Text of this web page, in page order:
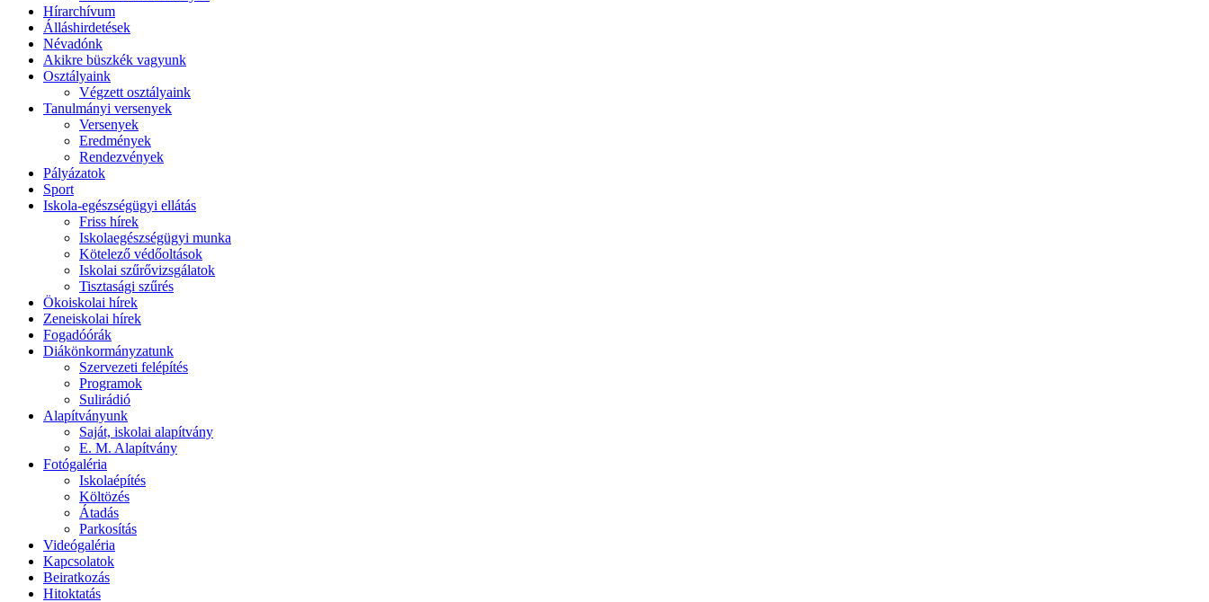
Hírarchívum
Álláshirdetések
Névadónk
Akikre büszkék vagyunk
Osztályaink
Végzett osztályaink
Tanulmányi versenyek
Versenyek
Eredmények
Rendezvények
Pályázatok
Sport
Iskola-egészségügyi ellátás
Friss hírek
Iskolaegészségügyi munka
Kötelező védőoltások
Iskolai szűrővizsgálatok
Tisztasági szűrés
Ökoiskolai hírek
Zeneiskolai hírek
Fogadóórák
Diákönkormányzatunk
Szervezeti felépítés
Programok
Sulirádió
Alapítványunk
Saját, iskolai alapítvány
E. M. Alapítvány
Fotógaléria
Iskolaépítés
Költözés
Átadás
Parkosítás
Videógaléria
Kapcsolatok
Beiratkozás
Hitoktatás